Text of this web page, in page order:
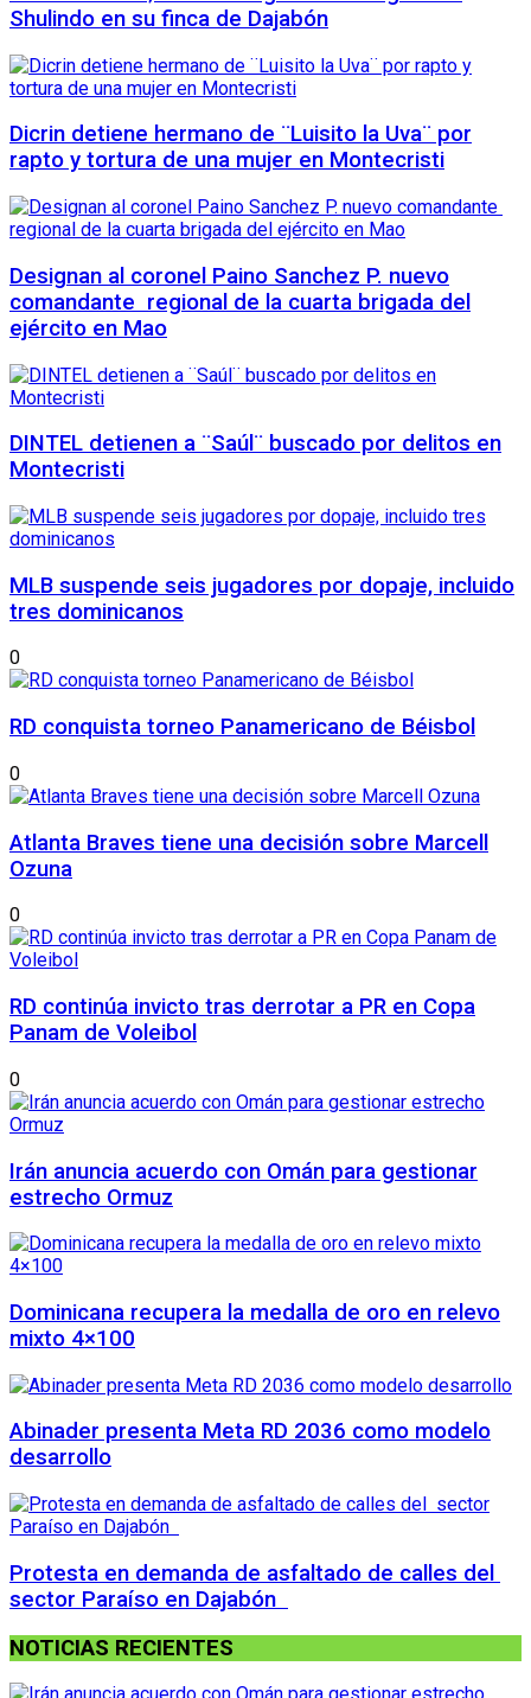
Shulindo en su finca de Dajabón
Dicrin detiene hermano de ¨Luisito la Uva¨ por
rapto y tortura de una mujer en Montecristi
Designan al coronel Paino Sanchez P. nuevo
comandante regional de la cuarta brigada del
ejército en Mao
DINTEL detienen a ¨Saúl¨ buscado por delitos en
Montecristi
MLB suspende seis jugadores por dopaje, incluido
tres dominicanos
0
RD conquista torneo Panamericano de Béisbol
0
Atlanta Braves tiene una decisión sobre Marcell
Ozuna
0
RD continúa invicto tras derrotar a PR en Copa
Panam de Voleibol
0
Irán anuncia acuerdo con Omán para gestionar
estrecho Ormuz
Dominicana recupera la medalla de oro en relevo
mixto 4×100
Abinader presenta Meta RD 2036 como modelo
desarrollo
Protesta en demanda de asfaltado de calles del
sector Paraíso en Dajabón
NOTICIAS RECIENTES